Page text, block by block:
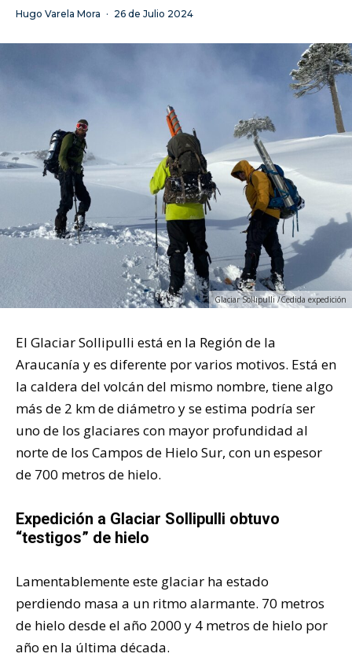
Hugo Varela Mora · 26 de Julio 2024
Glaciar Sollipulli /Cedida expedición
El Glaciar Sollipulli está en la Región de la
Araucanía y es diferente por varios motivos. Está en
la caldera del volcán del mismo nombre, tiene algo
más de 2 km de diámetro y se estima podría ser
uno de los glaciares con mayor profundidad al
norte de los Campos de Hielo Sur, con un espesor
de 700 metros de hielo.
Expedición a Glaciar Sollipulli obtuvo
“testigos” de hielo
Lamentablemente este glaciar ha estado
perdiendo masa a un ritmo alarmante. 70 metros
de hielo desde el año 2000 y 4 metros de hielo por
año en la última década.